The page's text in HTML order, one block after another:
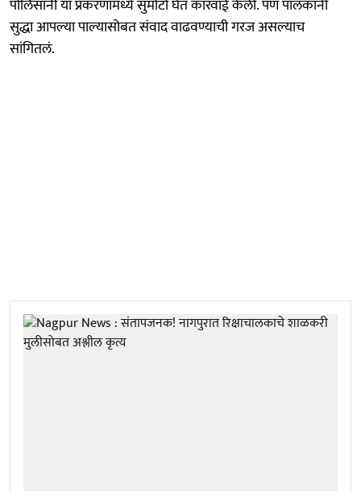
पोलिसांनी या प्रकरणांमध्ये सुमोटो घेत कारवाई केली. पण पालकांनी
सुद्धा आपल्या पाल्यासोबत संवाद वाढवण्याची गरज असल्याच
सांगितलं.